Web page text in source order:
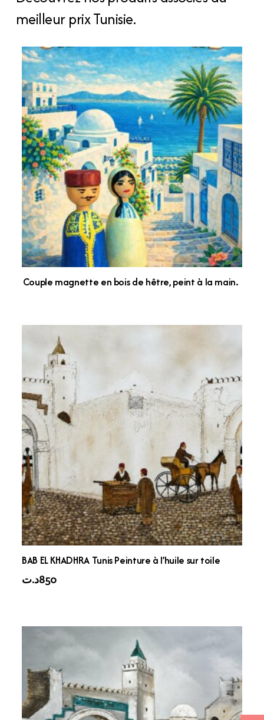
meilleur prix Tunisie.
Couple magnette en bois de hêtre, peint à la main.
BAB EL KHADHRA Tunis Peinture à l’huile sur toile
850د.ت